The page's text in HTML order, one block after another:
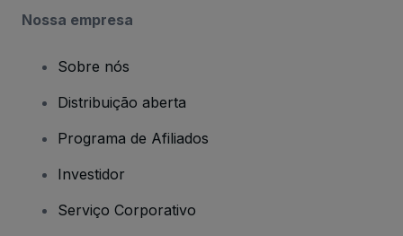
Nossa empresa
Sobre nós
Distribuição aberta
Programa de Afiliados
Investidor
Serviço Corporativo